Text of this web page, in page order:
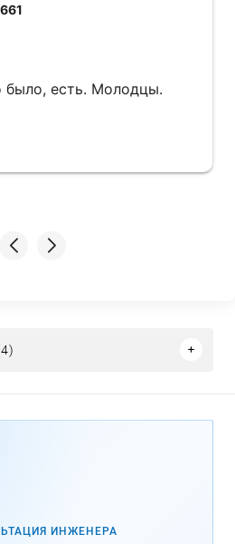
было, есть. Молодцы.
ИНЖЕНЕРА